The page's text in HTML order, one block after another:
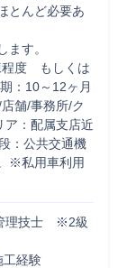
とんど必要あ
ます。
度　もしくは
：10～12ヶ月
舗/事務所/ク
ア：配属支店近
：公共交通機
※私用車利用
理技士　※2級
工経験